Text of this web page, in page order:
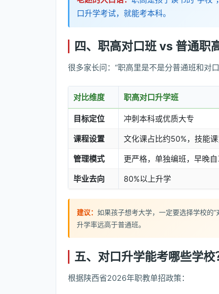
口升学考试，就能考本科。
四、职高对口班 vs 普通职
很多家长问：“职高里是不是分普通班和对
对比维度 职高对口升学班
目标定位 冲刺本科或优质大专
课程设置 文化课占比约50%，技能
管理模式 更严格，单独编班，早晚
毕业去向 80%以上升学
建议： 如果孩子想考大学，一定要选择学校的
升学率远高于普通班。
五、对口升学能考哪些学
根据陕西省2026年职教单招政策：